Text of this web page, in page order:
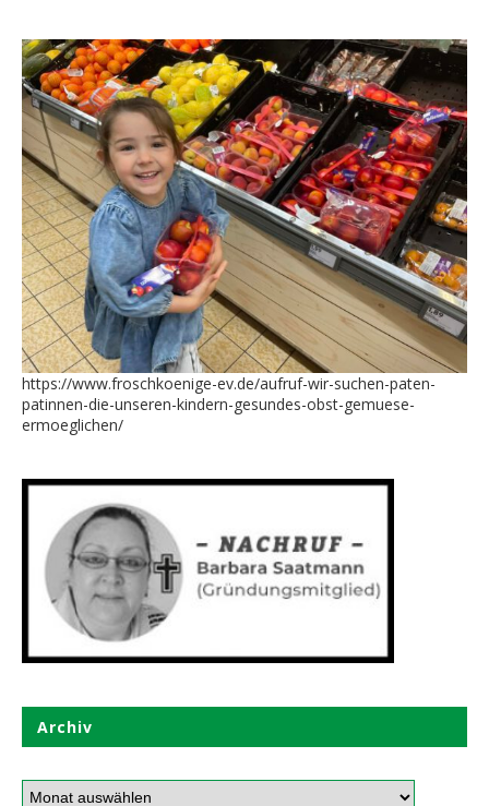
https://www.froschkoenige-ev.de/aufruf-wir-suchen-paten-
patinnen-die-unseren-kindern-gesundes-obst-gemuese-
ermoeglichen/
Archiv